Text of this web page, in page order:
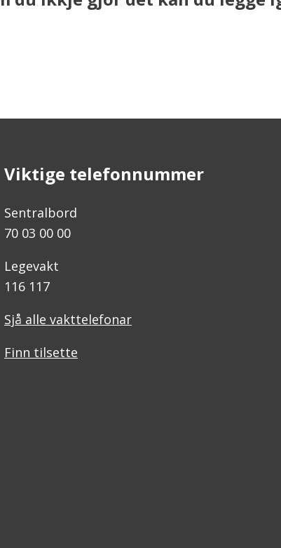
Viktige telefonnummer
Sentralbord
70 03 00 00
Legevakt
116 117
Sjå alle vakttelefonar
Finn tilsette